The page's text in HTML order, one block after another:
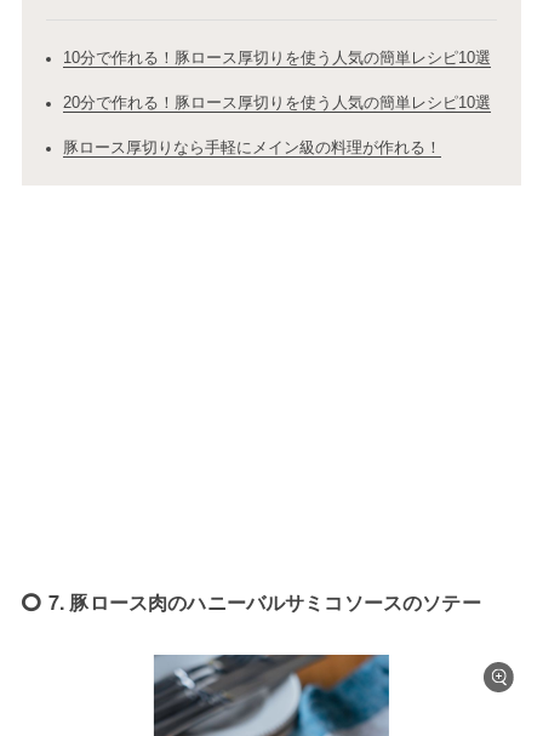
10分で作れる！豚ロース厚切りを使う人気の簡単レシピ10選
20分で作れる！豚ロース厚切りを使う人気の簡単レシピ10選
豚ロース厚切りなら手軽にメイン級の料理が作れる！
7. 豚ロース肉のハニーバルサミコソースのソテー